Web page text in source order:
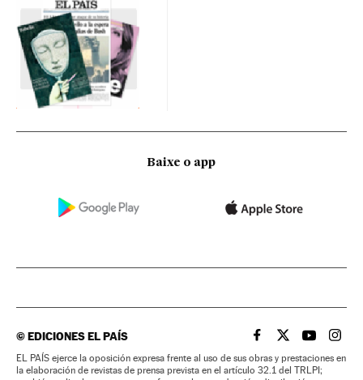
Baixe o app
©EDICIONES EL PAÍS EL PAÍS BRASIL EN
EL PAÍSEL PAÍS
EL
EL PAÍS ejerce la oposición expresa frente al uso de sus obras y prestaciones en
la elaboración de revistas de prensa prevista en el artículo 32.1 del TRLPI;